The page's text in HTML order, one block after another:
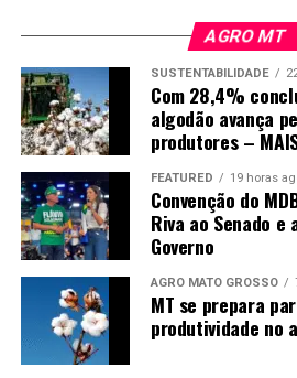
está sendo prejudicado.
“A ideia é que todos possam
transporta, quem comercializa e
Ele também defende que o
fazer parte das relações cotidianas,
alimentação, mas em todas as
sociedade.
O postProdutor troca escritório
orgânica e encontra propósito no
primeiro em
Canal Rural.
AGRO MT
SUSTENTABILIDADE
Com 28,4%
algodão avança
produtores –
FEATURED 19 horas
Convenção do
Riva ao Senado
Governo
AGRO MATO GROSSO
MT se prepara
produtividade no